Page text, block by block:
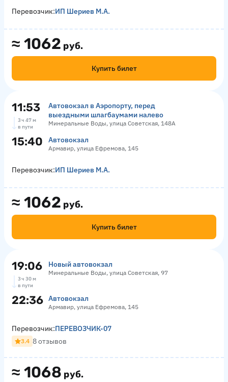
≈ 1062 руб.
Купить билет
Перевозчик:ИП Шериев М.А.
11:53
Автовокзал в Аэропорту, перед
выездными шлагбаумами налево
Минеральные Воды, улица Советская, 148А
3 ч 47 м
в пути
15:40 Автовокзал
Армавир, улица Ефремова, 145
≈ 1062 руб.
Купить билет
Перевозчик:ИП Шериев М.А.
19:06 Новый автовокзал
Минеральные Воды, улица Советская, 97
3 ч 30 м
в пути
22:36 Автовокзал
Армавир, улица Ефремова, 145
≈ 1068 руб.
Перевозчик:ПЕРЕВОЗЧИК-07
3.4 8 отзывов